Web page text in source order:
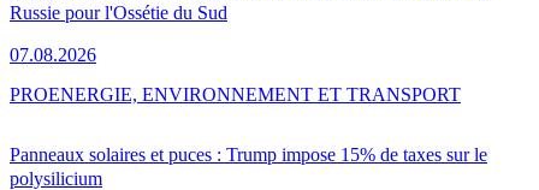
Russie pour l'Ossétie du Sud
07.08.2026
Panneaux solaires et puces : Trump impose 15% de taxes sur le
polysilicium
PROENERGIE, ENVIRONNEMENT ET TRANSPORT